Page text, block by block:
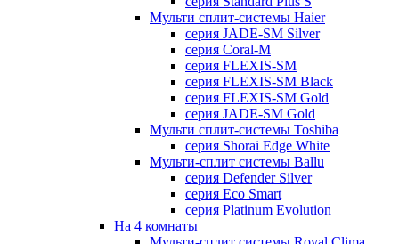
Мульти сплит-системы Haier
серия JADE-SM Silver
серия Coral-M
серия FLEXIS-SM
серия FLEXIS-SM Black
серия FLEXIS-SM Gold
серия JADE-SM Gold
Мульти сплит-системы Toshiba
серия Shorai Edge White
Мульти-сплит системы Ballu
серия Defender Silver
серия Eco Smart
серия Platinum Evolution
На 4 комнаты